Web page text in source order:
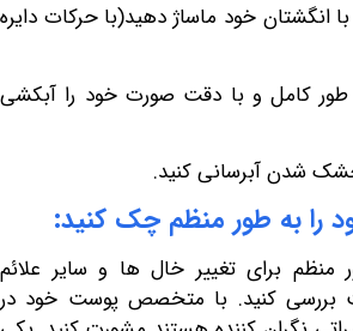
خود ماساژ دهید(با حرکات دایره
و با دقت صورت خود را آبکشی
کنید.
تغییر خال ها و سایر علائم
کنید. با متخصص پوست خود در